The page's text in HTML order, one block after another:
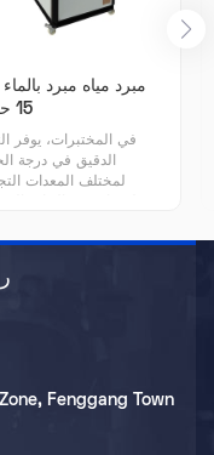
مبرد مياه مبرد
15 حصان
في المختبرات، يوفر
الدقيق في درجة
لمختلف المعدات
العلمي الخاصة مثل أدوات
المغناطيسي النووي
الإلكترونية، فإنها توفر
Fenggang Town